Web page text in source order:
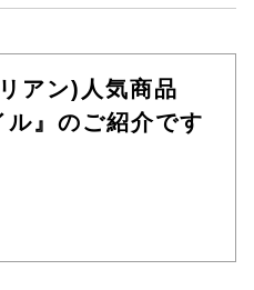
アン)人気商品
ル』のご紹介です